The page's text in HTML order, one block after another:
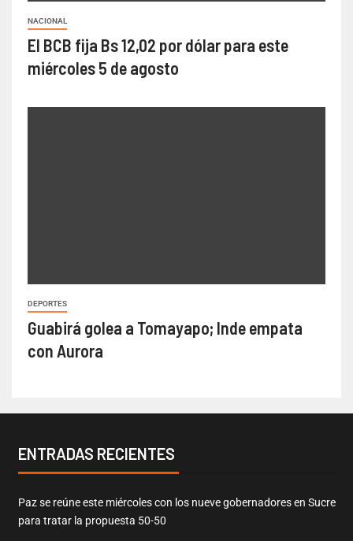
NACIONAL
El BCB fija Bs 12,02 por dólar para este
miércoles 5 de agosto
DEPORTES
Guabirá golea a Tomayapo; Inde empata
con Aurora
ENTRADAS RECIENTES
Paz se reúne este miércoles con los nueve gobernadores en Sucre
para tratar la propuesta 50-50